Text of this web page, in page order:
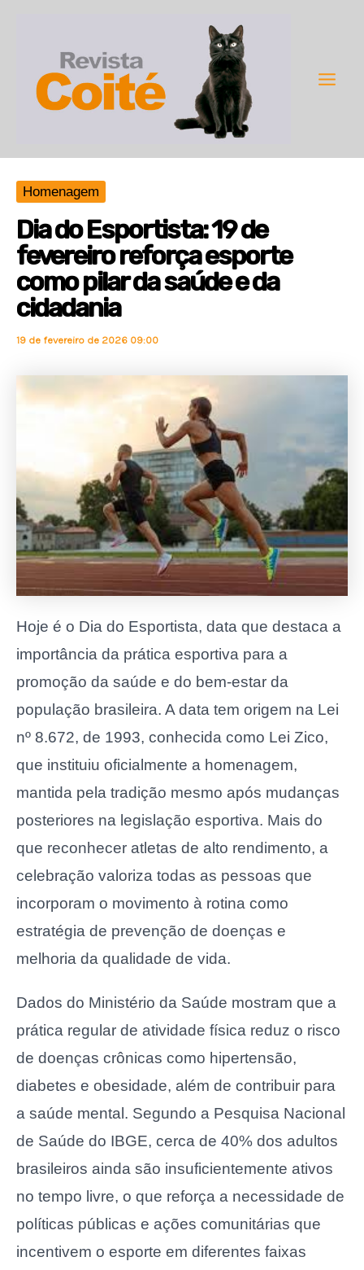
conteúdo
Homenagem
Dia do Esportista: 19 de
fevereiro reforça esporte
como pilar da saúde e da
cidadania
19 de fevereiro de 2026 09:00
Hoje é o Dia do Esportista, data que destaca a
importância da prática esportiva para a
promoção da saúde e do bem-estar da
população brasileira. A data tem origem na Lei
nº 8.672, de 1993, conhecida como Lei Zico,
que instituiu oficialmente a homenagem,
mantida pela tradição mesmo após mudanças
posteriores na legislação esportiva. Mais do
que reconhecer atletas de alto rendimento, a
celebração valoriza todas as pessoas que
incorporam o movimento à rotina como
estratégia de prevenção de doenças e
melhoria da qualidade de vida.
Dados do Ministério da Saúde mostram que a
prática regular de atividade física reduz o risco
de doenças crônicas como hipertensão,
diabetes e obesidade, além de contribuir para
a saúde mental. Segundo a Pesquisa Nacional
de Saúde do IBGE, cerca de 40% dos adultos
brasileiros ainda são insuficientemente ativos
no tempo livre, o que reforça a necessidade de
políticas públicas e ações comunitárias que
incentivem o esporte em diferentes faixas